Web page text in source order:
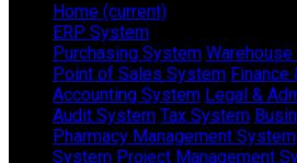
Home (current)
ERP System
Purchasing System
Point of Sales System Finance
Accounting System Legal &
Audit System Tax System
Pharmacy Management System
System Project Management